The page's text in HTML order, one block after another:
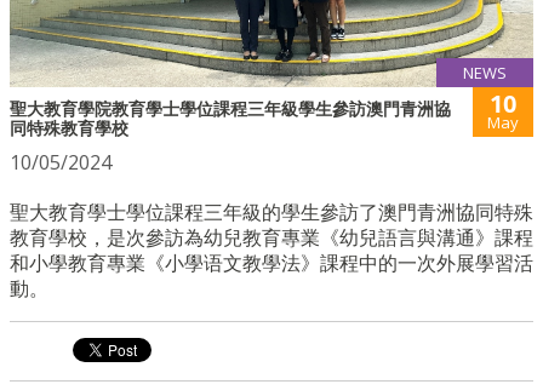
NEWS
聖大教育學院教育學士學位課程三年級學生參訪澳門青洲協
同特殊教育學校
10
May
10/05/2024
聖大教育學士學位課程三年級的學生參訪了澳門青洲協同特殊
教育學校，是次參訪為幼兒教育專業《幼兒語言與溝通》課程
和小學教育專業《小學语文教學法》課程中的一次外展學習活
動。